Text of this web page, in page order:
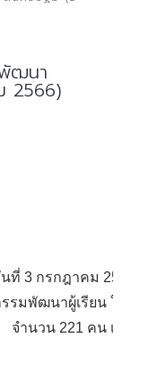
ฒนา
2566)
นที่ 3 กรกฎาคม 2566
รมพัฒนาผู้เรียน ให้แ
จำนวน 221 คน เพื่อเ